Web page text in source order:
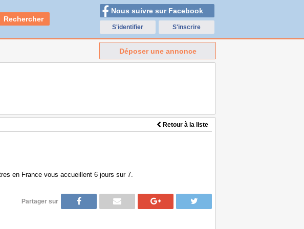
Rechercher
Nous suivre sur Facebook
S'identifier S'inscrire
Déposer une annonce
Retour à la liste
en France vous accueillent 6 jours sur 7.
Partager sur